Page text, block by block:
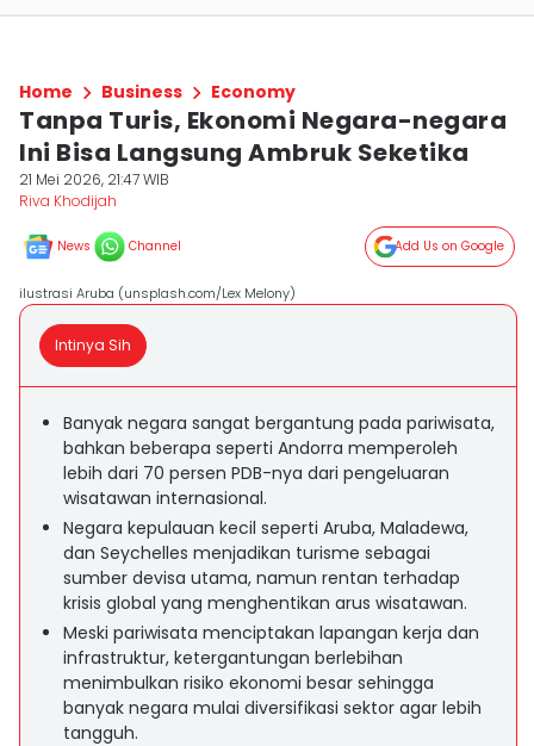
Home Business Economy
Tanpa Turis, Ekonomi Negara-negara
Ini Bisa Langsung Ambruk Seketika
21 Mei 2026, 21:47 WIB
Riva Khodijah
News Channel Add Us on Google
ilustrasi Aruba (unsplash.com/Lex Melony)
Intinya Sih
Banyak negara sangat bergantung pada pariwisata,
bahkan beberapa seperti Andorra memperoleh
lebih dari 70 persen PDB-nya dari pengeluaran
wisatawan internasional.
Negara kepulauan kecil seperti Aruba, Maladewa,
dan Seychelles menjadikan turisme sebagai
sumber devisa utama, namun rentan terhadap
krisis global yang menghentikan arus wisatawan.
Meski pariwisata menciptakan lapangan kerja dan
infrastruktur, ketergantungan berlebihan
menimbulkan risiko ekonomi besar sehingga
banyak negara mulai diversifikasi sektor agar lebih
tangguh.